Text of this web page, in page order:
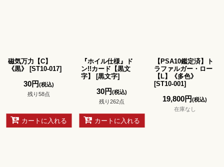
磁気万力【C】
《黒》
[ST10-017]
30円(税込)
残り58点
カートに入れる
『ホイル仕様』ド
ン!!カード【黒文
字】
[黒文字]
30円(税込)
残り262点
カートに入れる
【PSA10鑑定済】ト
ラファルガー・ロー
【L】《多色》
[ST10-001]
19,800円(税込)
在庫なし